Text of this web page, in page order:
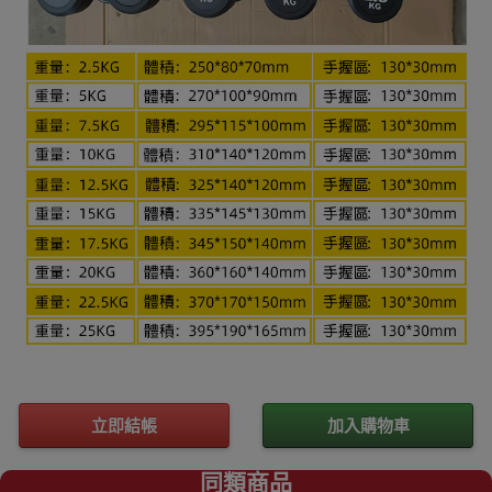
立即結帳 加入購物車
同類商品